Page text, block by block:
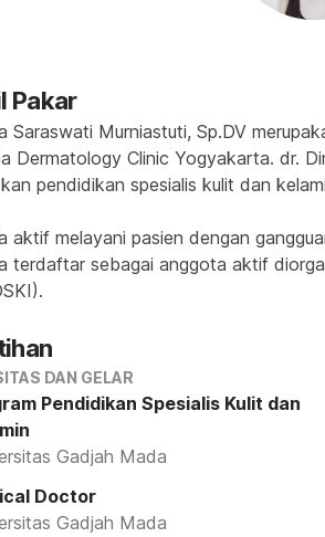
Pakar
Saraswati Murniastuti, Sp.DV
Dermatology Clinic Yogyakarta. dr.
pendidikan spesialis kulit dan
aktif melayani pasien dengan
terdaftar sebagai anggota aktif
DAN GELAR
Pendidikan Spesialis Kulit dan
Gadjah Mada
Doctor
Gadjah Mada